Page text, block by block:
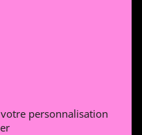
personnalisation